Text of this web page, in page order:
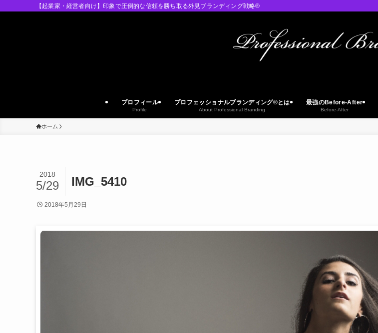
【起業家・経営者向け】印象で圧倒的な信頼を勝ち取る外見ブランディング戦略®︎
プロフィール
Profile
プロフェッショナルブランディング®︎とは
About Professional Branding
最強のBefore-After
Before-After
ホーム
IMG_5410
2018
5/29
2018年5月29日